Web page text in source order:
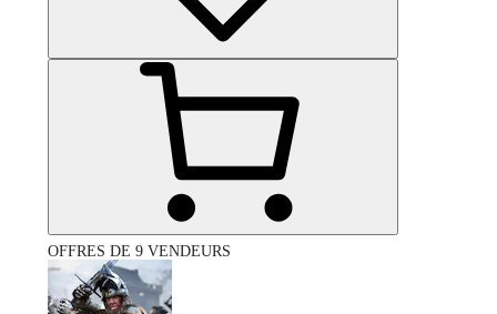
OFFRES DE 9 VENDEURS